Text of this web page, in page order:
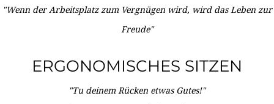
"Wenn der Arbeitsplatz zum Vergnügen wird, wird das Leben zur
Freude"
ERGONOMISCHES SITZEN
"Tu deinem Rücken etwas Gutes!"